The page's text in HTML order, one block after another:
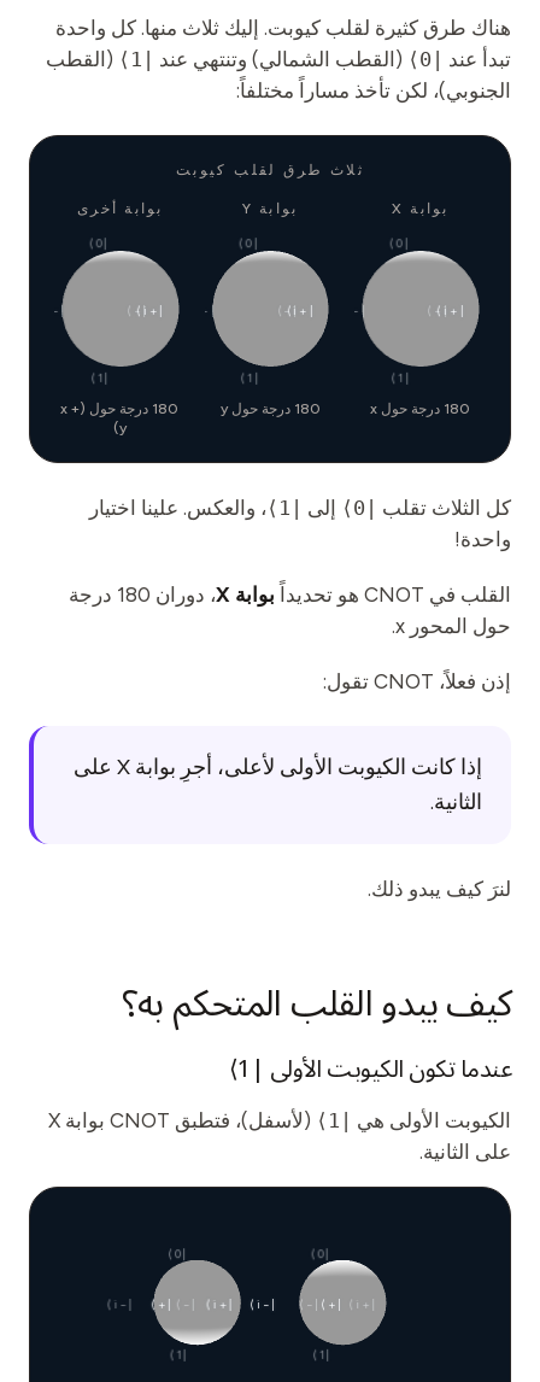
هناك طرق كثيرة لقلب كيوبت. إليك ثلاث منها. كل واحدة
تبدأ عند
(القطب الشمالي) وتنتهي عند
(القطب
الجنوبي)، لكن تأخذ مساراً مختلفاً:
ثلاث طرق لقلب كيوبت
بوابة X
|−⟩ |+i⟩
|−i⟩
180 درجة حول x
بوابة Y
|−⟩ |+i⟩
|−i⟩
180 درجة حول y
بوابة أخرى
|−⟩ |+i⟩
|−i⟩
180 درجة حول (x +
y)
كل الثلاث تقلب إلى
، والعكس. علينا اختيار
واحدة!
القلب في CNOT هو تحديداً بوابة X
، دوران 180 درجة
حول المحور x.
إذن فعلاً، CNOT تقول:
إذا كانت الكيوبت الأولى لأعلى، أجرِ بوابة X على
الثانية.
لنرَ كيف يبدو ذلك.
كيف يبدو القلب المتحكم به؟
عندما تكون الكيوبت الأولى |1⟩
الكيوبت الأولى هي
(لأسفل)، فتطبق CNOT بوابة X
على الثانية.
|+⟩ |−⟩ |+i⟩
|−i⟩ |+⟩
|−⟩ |+i⟩
|−i⟩